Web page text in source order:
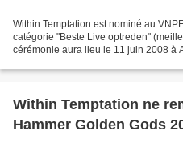
Within Temptation est nominé au
catégorie "Beste Live optreden"
cérémonie aura lieu le 11 juin 2008 à
Within Temptation ne
Hammer Golden Gods